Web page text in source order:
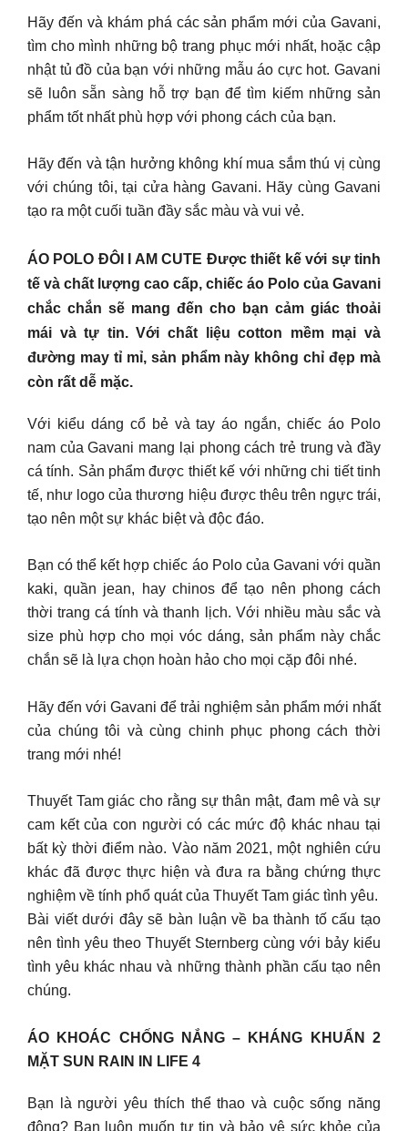
Hãy đến và khám phá các sản phẩm mới của Gavani,
tìm cho mình những bộ trang phục mới nhất, hoặc cập
nhật tủ đồ của bạn với những mẫu áo cực hot. Gavani
sẽ luôn sẵn sàng hỗ trợ bạn để tìm kiếm những sản
phẩm tốt nhất phù hợp với phong cách của bạn.
Hãy đến và tận hưởng không khí mua sắm thú vị cùng
với chúng tôi, tại cửa hàng Gavani. Hãy cùng Gavani
tạo ra một cuối tuần đầy sắc màu và vui vẻ.
ÁO POLO ĐÔI I AM CUTE Được thiết kế với sự tinh
tế và chất lượng cao cấp, chiếc áo Polo của Gavani
chắc chắn sẽ mang đến cho bạn cảm giác thoải
mái và tự tin. Với chất liệu cotton mềm mại và
đường may tỉ mỉ, sản phẩm này không chỉ đẹp mà
còn rất dễ mặc.
Với kiểu dáng cổ bẻ và tay áo ngắn, chiếc áo Polo
nam của Gavani mang lại phong cách trẻ trung và đầy
cá tính. Sản phẩm được thiết kế với những chi tiết tinh
tế, như logo của thương hiệu được thêu trên ngực trái,
tạo nên một sự khác biệt và độc đáo.
Bạn có thể kết hợp chiếc áo Polo của Gavani với quần
kaki, quần jean, hay chinos để tạo nên phong cách
thời trang cá tính và thanh lịch. Với nhiều màu sắc và
size phù hợp cho mọi vóc dáng, sản phẩm này chắc
chắn sẽ là lựa chọn hoàn hảo cho mọi cặp đôi nhé.
Hãy đến với Gavani để trải nghiệm sản phẩm mới nhất
của chúng tôi và cùng chinh phục phong cách thời
trang mới nhé!
Thuyết Tam giác cho rằng sự thân mật, đam mê và sự
cam kết của con người có các mức độ khác nhau tại
bất kỳ thời điểm nào. Vào năm 2021, một nghiên cứu
khác đã được thực hiện và đưa ra bằng chứng thực
nghiệm về tính phổ quát của Thuyết Tam giác tình yêu.
Bài viết dưới đây sẽ bàn luận về ba thành tố cấu tạo
nên tình yêu theo Thuyết Sternberg cùng với bảy kiểu
tình yêu khác nhau và những thành phần cấu tạo nên
chúng.
ÁO KHOÁC CHỐNG NẮNG – KHÁNG KHUẨN 2
MẶT SUN RAIN IN LIFE 4
Bạn là người yêu thích thể thao và cuộc sống năng
động? Bạn luôn muốn tự tin và bảo vệ sức khỏe của